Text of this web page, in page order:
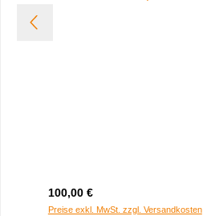
Regulärer Preis:
100,00 €
Preise exkl. MwSt. zzgl. Versandkosten